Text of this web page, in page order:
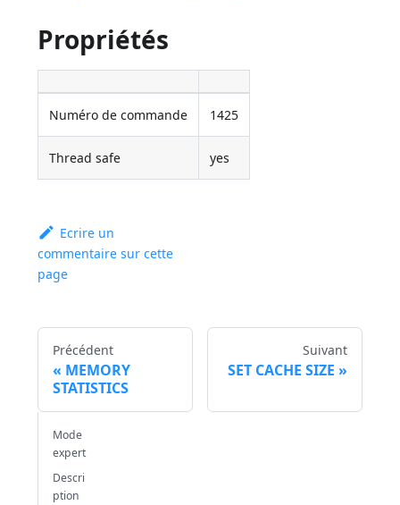
Propriétés
Numéro de commande 1425
Thread safe yes
Ecrire un
commentaire sur cette
page
Précédent
MEMORY
STATISTICS
Suivant
SET CACHE SIZE
Mode
expert
Descri
ption